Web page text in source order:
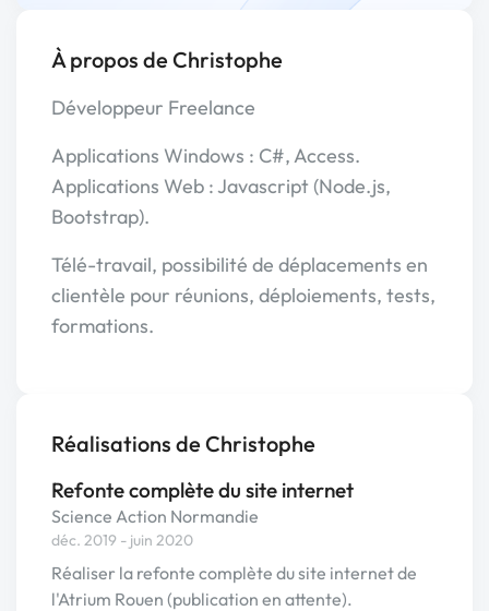
À propos de Christophe
Développeur Freelance
Applications Windows : C#, Access.
Applications Web : Javascript (Node.js,
Bootstrap).
Télé-travail, possibilité de déplacements en
clientèle pour réunions, déploiements, tests,
formations.
Réalisations de Christophe
Refonte complète du site internet
Science Action Normandie
déc. 2019 - juin 2020
Réaliser la refonte complète du site internet de
l'Atrium Rouen (publication en attente).